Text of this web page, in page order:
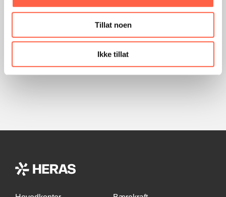
Tillat noen
Ikke tillat
Send inn skjema